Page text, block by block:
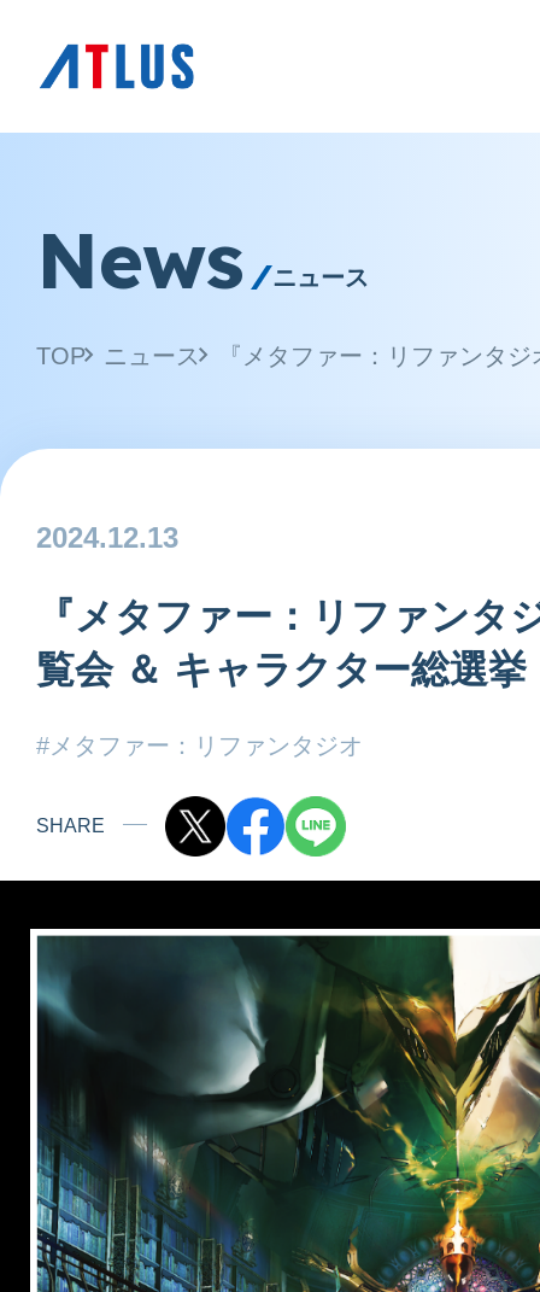
News ニュース
TOP ニュース
2024.12.13
『メタファー：リファンタ
覧会 ＆ キャラクター総選
#メタファー：リファンタジオ
SHARE